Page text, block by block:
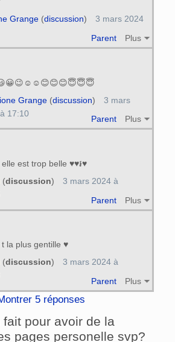
Parent Plus
Grange(discussion)
3 mars 2024
Parent Plus
Grange(discussion)
3 mars
17:10
est trop belle ♥♥៛♥
Parent Plus
(discussion)
3 mars 2024 à
t la plus gentille ♥
Parent Plus
(discussion)
3 mars 2024 à
5 réponses
pour avoir de la
pages personelle svp?